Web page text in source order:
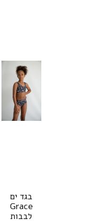
בגד ים
Grace
לבבות